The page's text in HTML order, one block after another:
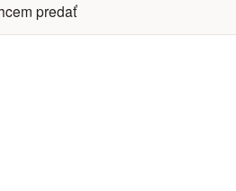
predať